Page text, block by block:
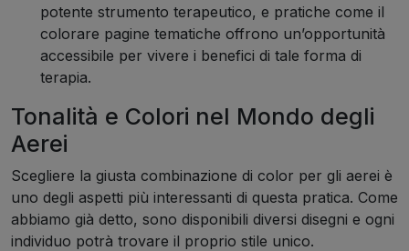
potente strumento terapeutico, e pratiche come il
colorare pagine tematiche offrono un’opportunità
accessibile per vivere i benefici di tale forma di
terapia.
Tonalità e Colori nel Mondo degli
Aerei
Scegliere la giusta combinazione di color per gli aerei è
uno degli aspetti più interessanti di questa pratica. Come
abbiamo già detto, sono disponibili diversi disegni e ogni
individuo potrà trovare il proprio stile unico.